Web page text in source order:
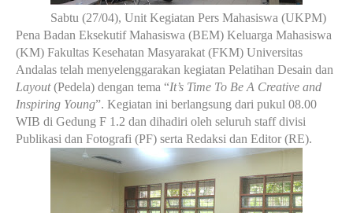
Sabtu (27/04), Unit Kegiatan Pers Mahasiswa (UKPM)
Pena Badan Eksekutif Mahasiswa (BEM) Keluarga Mahasiswa
(KM) Fakultas Kesehatan Masyarakat (FKM) Universitas
Andalas telah menyelenggarakan kegiatan Pelatihan Desain dan
Layout(Pedela) dengan tema “It’s Time To Be A Creative and
Inspiring Young”. Kegiatan ini berlangsung dari pukul 08.00
WIB di Gedung F 1.2 dan dihadiri oleh seluruh staff divisi
Publikasi dan Fotografi (PF) serta Redaksi dan Editor (RE).